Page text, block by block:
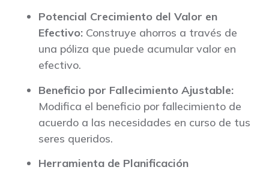
Potencial Crecimiento del Valor en
Efectivo: Construye ahorros a través de
una póliza que puede acumular valor en
efectivo.
Beneficio por Fallecimiento Ajustable:
Modifica el beneficio por fallecimiento de
acuerdo a las necesidades en curso de tus
seres queridos.
Herramienta de Planificación